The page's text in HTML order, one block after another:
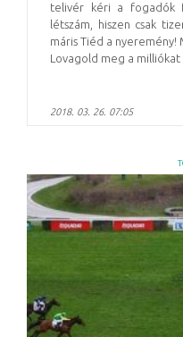
telivér kéri a fogadók
létszám, hiszen csak
máris Tiéd a nyeremény!
Lovagold meg a milliókat
2018. 03. 26. 07:05